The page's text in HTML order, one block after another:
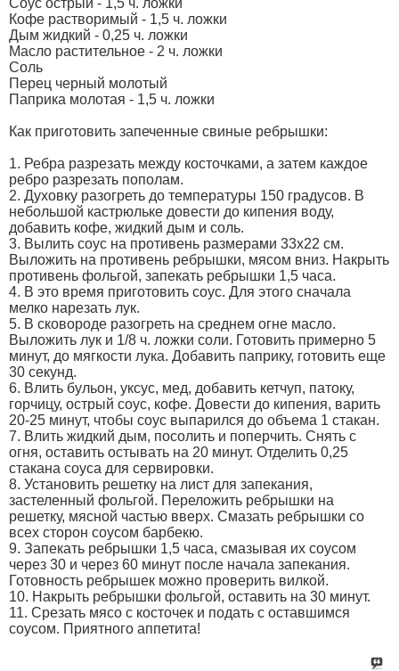
Соус острый - 1,5 ч. ложки
Кофе растворимый - 1,5 ч. ложки
Дым жидкий - 0,25 ч. ложки
Масло растительное - 2 ч. ложки
Соль
Перец черный молотый
Паприка молотая - 1,5 ч. ложки
Как приготовить запеченные свиные ребрышки:
1. Ребра разрезать между косточками, а затем каждое
ребро разрезать пополам.
2. Духовку разогреть до температуры 150 градусов. В
небольшой кастрюльке довести до кипения воду,
добавить кофе, жидкий дым и соль.
3. Вылить соус на противень размерами 33х22 см.
Выложить на противень ребрышки, мясом вниз. Накрыть
противень фольгой, запекать ребрышки 1,5 часа.
4. В это время приготовить соус. Для этого сначала
мелко нарезать лук.
5. В сковороде разогреть на среднем огне масло.
Выложить лук и 1/8 ч. ложки соли. Готовить примерно 5
минут, до мягкости лука. Добавить паприку, готовить еще
30 секунд.
6. Влить бульон, уксус, мед, добавить кетчуп, патоку,
горчицу, острый соус, кофе. Довести до кипения, варить
20-25 минут, чтобы соус выпарился до объема 1 стакан.
7. Влить жидкий дым, посолить и поперчить. Снять с
огня, оставить остывать на 20 минут. Отделить 0,25
стакана соуса для сервировки.
8. Установить решетку на лист для запекания,
застеленный фольгой. Переложить ребрышки на
решетку, мясной частью вверх. Смазать ребрышки со
всех сторон соусом барбекю.
9. Запекать ребрышки 1,5 часа, смазывая их соусом
через 30 и через 60 минут после начала запекания.
Готовность ребрышек можно проверить вилкой.
10. Накрыть ребрышки фольгой, оставить на 30 минут.
11. Срезать мясо с косточек и подать с оставшимся
соусом. Приятного аппетита!